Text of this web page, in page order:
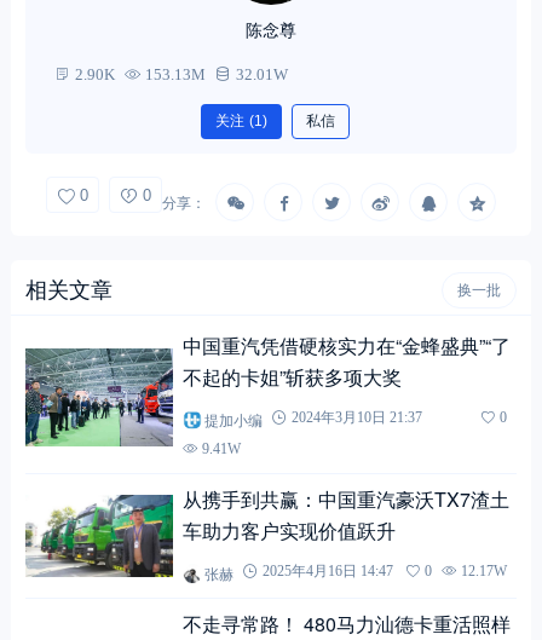
陈念尊
2.90K 153.13M 32.01W
关注 (1) 私信
0 0 分享：
相关文章 换一批
中国重汽凭借硬核实力在“金蜂盛典”“了
不起的卡姐”斩获多项大奖
提加小编 2024年3月10日 21:37
0
9.41W
从携手到共赢：中国重汽豪沃TX7渣土
车助力客户实现价值跃升
张赫 2025年4月16日 14:47 0 12.17W
不走寻常路！ 480马力汕德卡重活照样